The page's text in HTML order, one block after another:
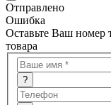
Отправлено
Ошибка
Оставьте Ваш номер
товара
?